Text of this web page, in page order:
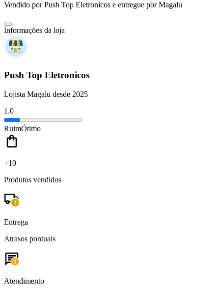
Vendido porPush Top Eletronicos e entregue por Magalu
Informações da loja
Push Top Eletronicos
Lojista Magalu desde 2025
1.0
RuimÓtimo
+10
Produtos vendidos
Entrega
Atrasos pontuais
Atendimento